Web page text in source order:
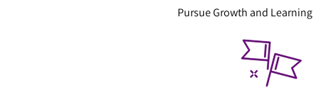
Pursue Growth and Learning